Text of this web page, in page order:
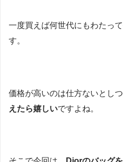
一度買えば何世代にもわたっ
す。
価格が高いのは仕方ないとしつ
えたら嬉しいですよね。